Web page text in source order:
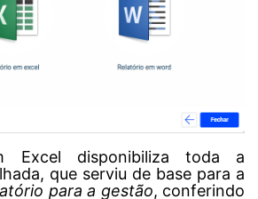
Excel disponibiliza toda a
que serviu de base para a
para a gestão, conferindo